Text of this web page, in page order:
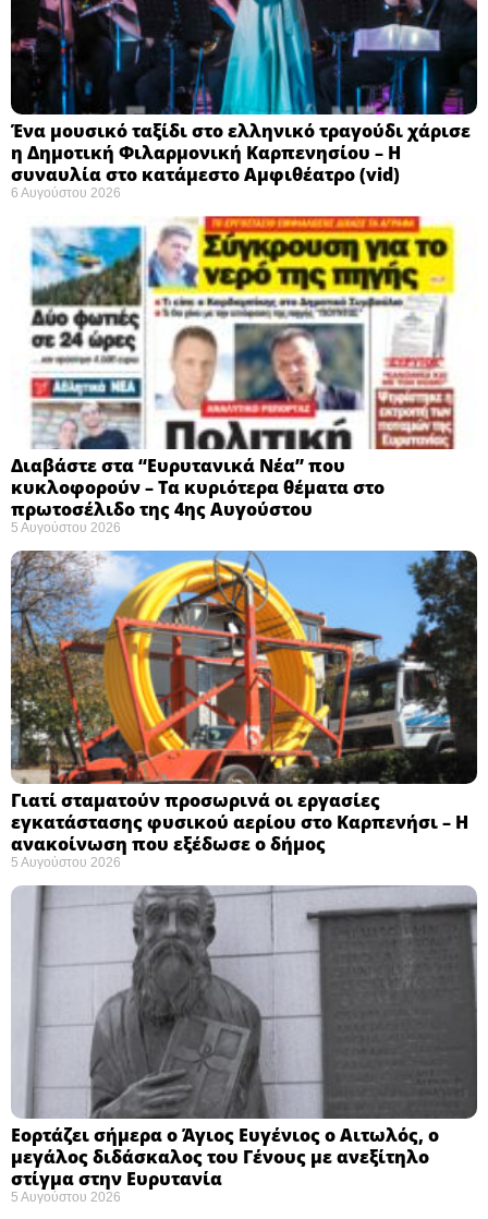
Ένα μουσικό ταξίδι στο ελληνικό τραγούδι χάρισε
η Δημοτική Φιλαρμονική Καρπενησίου – Η
συναυλία στο κατάμεστο Αμφιθέατρο (vid)
6 Αυγούστου 2026
Διαβάστε στα “Ευρυτανικά Νέα” που
κυκλοφορούν – Τα κυριότερα θέματα στο
πρωτοσέλιδο της 4ης Αυγούστου
5 Αυγούστου 2026
Γιατί σταματούν προσωρινά οι εργασίες
εγκατάστασης φυσικού αερίου στο Καρπενήσι – Η
ανακοίνωση που εξέδωσε ο δήμος
5 Αυγούστου 2026
Εορτάζει σήμερα ο Άγιος Ευγένιος ο Αιτωλός, ο
μεγάλος διδάσκαλος του Γένους με ανεξίτηλο
στίγμα στην Ευρυτανία
5 Αυγούστου 2026